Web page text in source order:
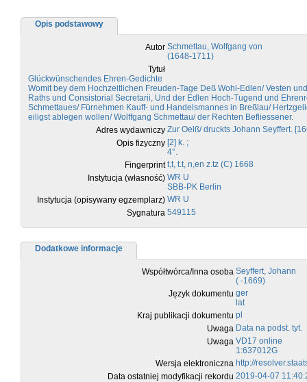
Opis podstawowy
Autor Schmettau, Wolfgang von
(1648-1711)
Tytuł
Glückwünschendes Ehren-Gedichte
Womit bey dem Hochzeitlichen Freuden-Tage Deß Wohl-Edlen/ Vesten
Raths und Consistorial Secretarii, Und der Edlen Hoch-Tugend und
Schmettaues/ Fürnehmen Kauff- und Handelsmannes in Breßlau/
eiligst ablegen wollen/ Wolffgang Schmettau/ der Rechten Befliessener.
Adres wydawniczy Zur Oelß/ druckts Johann Seyffert.
Opis fizyczny [2] k. ;
4°.
Fingerprint t,t, t.t, n,en z.tz (C) 1668
Instytucja (własność) WR U
SBB-PK Berlin
Instytucja (opisywany egzemplarz) WR U
Sygnatura 549115
Dodatkowe informacje
Współtwórca/Inna osoba Seyffert, Johann
( -1669)
Język dokumentu ger
lat
Kraj publikacji dokumentu pl
Uwaga Data na podst. tyt.
Uwaga VD17 online
1:637012G
Wersja elektroniczna http://
Data ostatniej modyfikacji rekordu 2019-04-07